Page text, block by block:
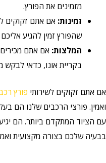
מזמינים את הפורץ.
זמינות: אם אתם זקוקים
שהפורץ זמין להגיע
המלצות: אם אתם
בקריית אונו, כדאי לבקש
אם אתם זקוקים לשירותי פורץ
ואמין. פורצי הרכבים שלנו הם
עם הציוד המתקדם ביותר. הם
בבעיה שלכם בצורה מקצועית